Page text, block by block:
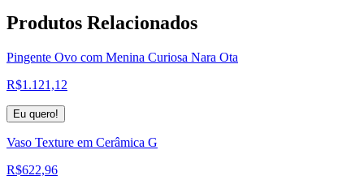
Produtos Relacionados
Pingente Ovo com Menina Curiosa Nara Ota
R$1.121,12
Eu quero!
Vaso Texture em Cerâmica G
R$622,96